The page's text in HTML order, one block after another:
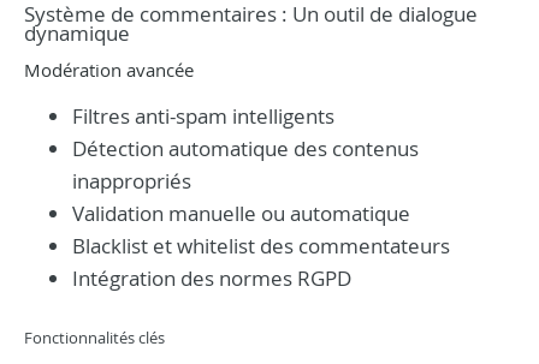
Système de commentaires : Un outil de dialogue
dynamique
Modération avancée
Filtres anti-spam intelligents
Détection automatique des contenus
inappropriés
Validation manuelle ou automatique
Blacklist et whitelist des commentateurs
Intégration des normes RGPD
Fonctionnalités clés